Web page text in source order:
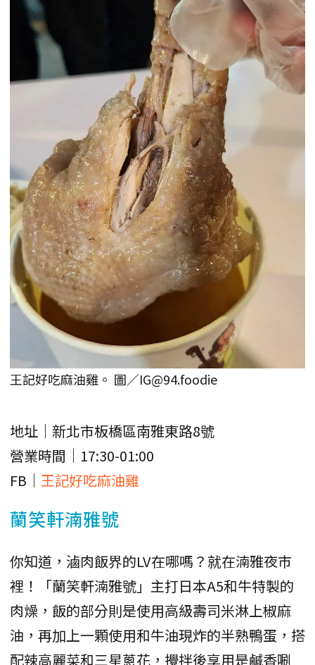
王記好吃麻油雞。 圖／IG@94.foodie
地址｜新北市板橋區南雅東路8號
營業時間｜17:30-01:00
FB｜ 王記好吃麻油雞
蘭笑軒湳雅號
你知道，滷肉飯界的LV在哪嗎？就在湳雅夜市
裡！「蘭笑軒湳雅號」主打日本A5和牛特製的
肉燥，飯的部分則是使用高級壽司米淋上椒麻
油，再加上一顆使用和牛油現炸的半熟鴨蛋，搭
配辣高麗菜和三星蔥花，攪拌後享用是鹹香唰